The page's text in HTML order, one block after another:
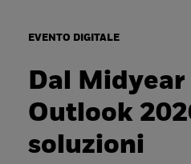
EVENTO DIGITALE
Dal Midyear
Outlook
soluzioni